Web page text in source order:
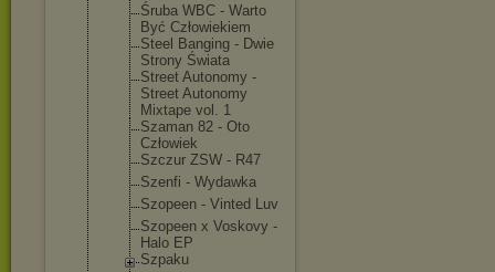
Śruba WBC - Warto
Być Człowiekiem
Steel Banging - Dwie
Strony Świata
Street Autonomy -
Street Autonomy
Mixtape vol. 1
Szaman 82 - Oto
Człowiek
Szczur ZSW - R47
Szenfi - Wydawka
Szopeen - Vinted Luv
Szopeen x Voskovy -
Halo EP
Szpaku